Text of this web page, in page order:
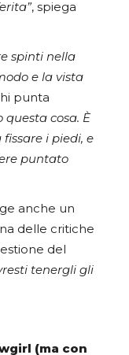
, spiega
spinti nella
e la vista
punta
questa cosa. È
i piedi, e
puntato
anche un
delle critiche
del
tenergli gli
(ma con